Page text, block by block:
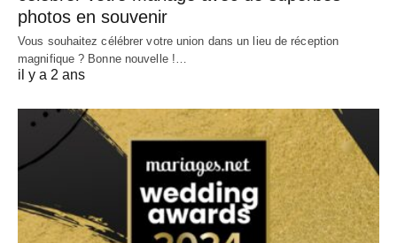
photos en souvenir
Vous souhaitez célébrer votre union dans un lieu de réception
magnifique ? Bonne nouvelle !…
il y a 2 ans